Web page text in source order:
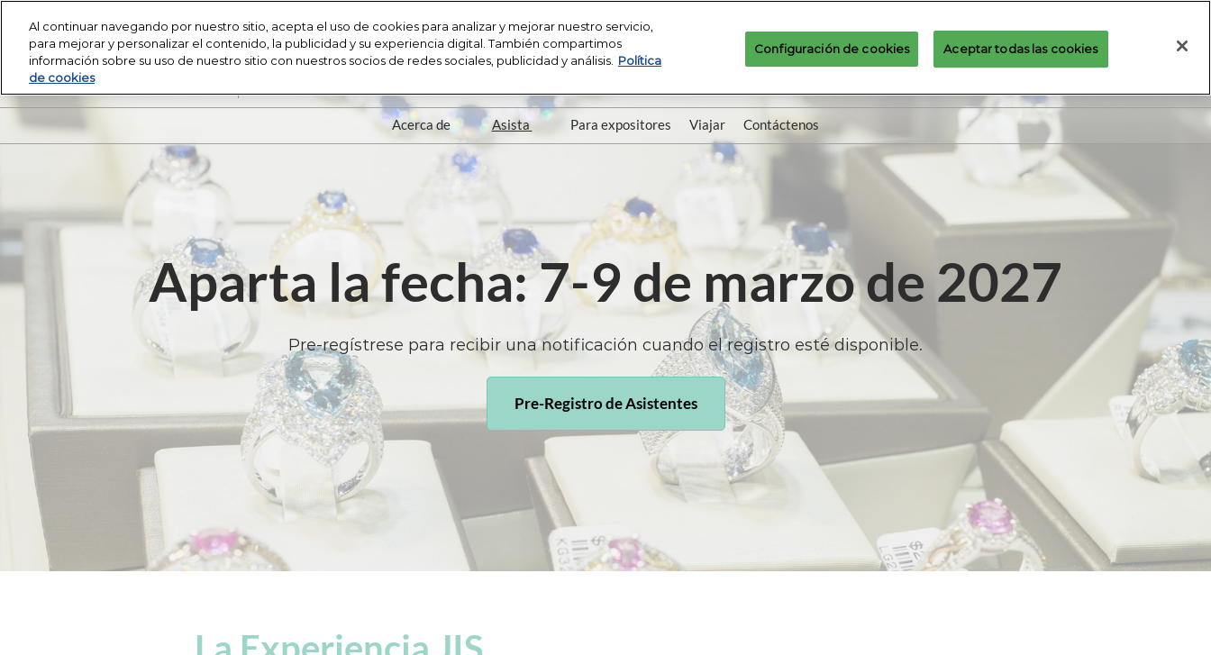
al
contenido
7-9 de marzo de 2027
English
Español
Acerca de
Acerca de JIS
Directorio de Expositores
Directorio de Productos
Salud y Seguridad
Asista
Pabellones
JIS Club Platino
Preguntas Frecuentes
Recursos para Asistentes
Para expositores Viajar Contáctenos
Aparta la fecha: 7-9 de marzo de 2027
Pre-regístrese para recibir una notificación cuando el registro esté disponible.
Pre-Registro de Asistentes
Al continuar navegando por nuestro sitio, acepta el uso de cookies para analizar y mejorar nuestro servicio,
para mejorar y personalizar el contenido, la publicidad y su experiencia digital. También compartimos
información sobre su uso de nuestro sitio con nuestros socios de redes sociales, publicidad y análisis. Política
de cookies
Configuración de cookies Aceptar todas las cookies